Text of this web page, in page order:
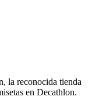
la reconocida tienda
en Decathlon.